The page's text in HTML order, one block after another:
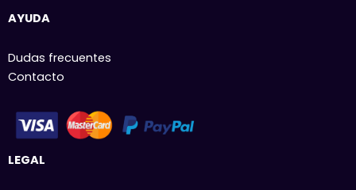
AYUDA
Dudas frecuentes
Contacto
LEGAL